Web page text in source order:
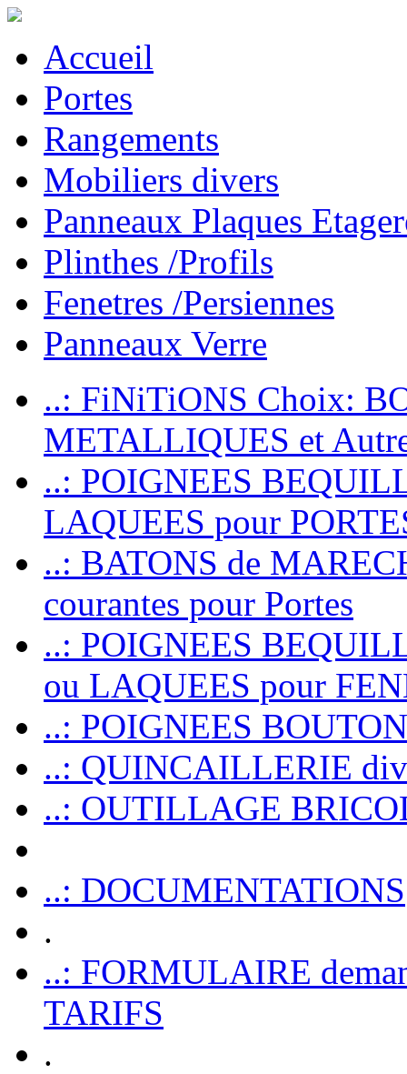
Accueil
Portes
Rangements
Mobiliers divers
Panneaux Plaques
Plinthes /Profils
Fenetres /Persiennes
Panneaux Verre
..: FiNiTiONS Choix:
METALLIQUES et
..: POIGNEES
LAQUEES pour
..: BATONS de
courantes pour Portes
..: POIGNEES
ou LAQUEES pour
..: POIGNEES
..: QUINCAILLERIE
..: OUTILLAGE
..: DOCUMENTATIONS
.
..: FORMULAIRE
TARIFS
.